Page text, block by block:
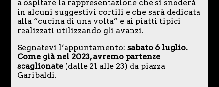
a ospitare la rappresentazione che si snoderà
in alcuni suggestivi cortili e che sarà dedicata
alla “cucina di una volta” e ai piatti tipici
realizzati utilizzando gli avanzi.
Segnatevi l’appuntamento: sabato 6 luglio.
Come già nel 2023, avremo partenze
scaglionate(dalle 21 alle 23) da piazza
Garibaldi.